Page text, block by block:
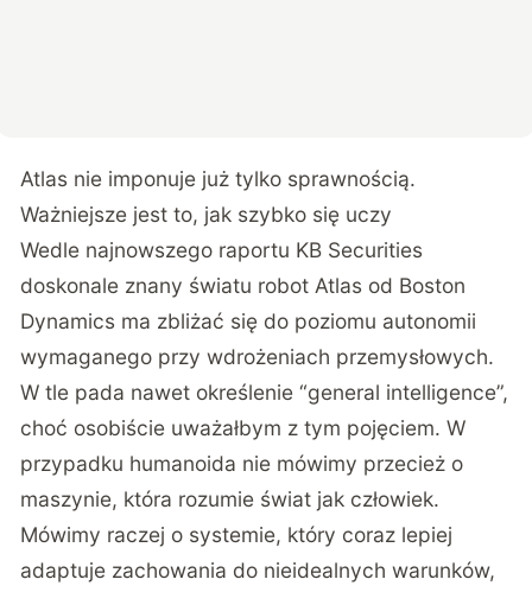
Atlas nie imponuje już tylko sprawnością.
Ważniejsze jest to, jak szybko się uczy
Wedle najnowszego raportu KB Securities
doskonale znany światu robot Atlas od Boston
Dynamics ma zbliżać się do poziomu autonomii
wymaganego przy wdrożeniach przemysłowych.
W tle pada nawet określenie “general intelligence”,
choć osobiście uważałbym z tym pojęciem. W
przypadku humanoida nie mówimy przecież o
maszynie, która rozumie świat jak człowiek.
Mówimy raczej o systemie, który coraz lepiej
adaptuje zachowania do nieidealnych warunków,